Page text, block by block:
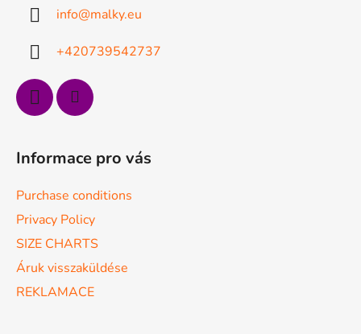
info@malky.eu
+420739542737
Informace pro vás
Purchase conditions
Privacy Policy
SIZE CHARTS
Áruk visszaküldése
REKLAMACE